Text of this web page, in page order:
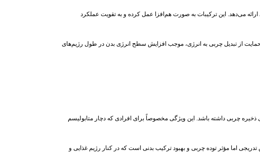
می‌دهد. این ترکیبات به صورت هم‌افزا عمل کرده و به تقویت عملکرد
حمایت از تبدیل چربی به انرژی، موجب افزایش سطح انرژی بدن در طول رژیم‌های
چربی داشته باشد. این ویژگی مخصوصاً برای افرادی که دچار متابولیسم
اما مؤثر توده چربی و بهبود ترکیب بدنی است که در کنار رژیم غذایی و